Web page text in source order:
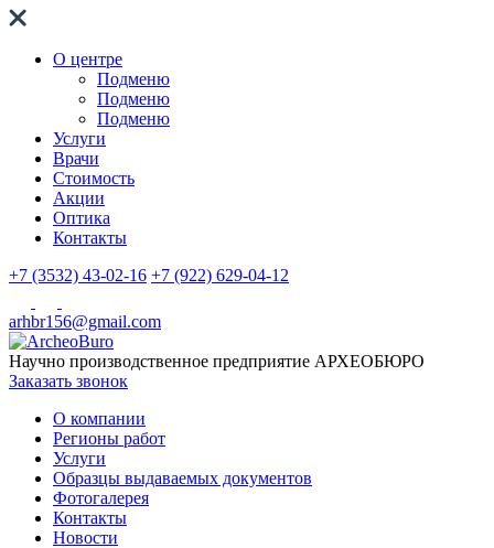
О центре
Подменю
Подменю
Подменю
Услуги
Врачи
Стоимость
Акции
Оптика
Контакты
+7 (3532) 43-02-16 +7 (922) 629-04-12
arhbr156@gmail.com
Научно производственное предприятие АРХЕОБЮРО
Заказать звонок
О компании
Регионы работ
Услуги
Образцы выдаваемых документов
Фотогалерея
Контакты
Новости